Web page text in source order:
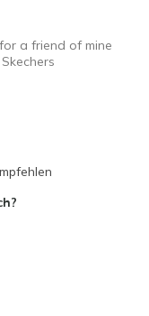
a friend of mine